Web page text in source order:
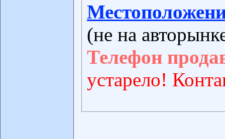
(не на
Телефон
устарело!